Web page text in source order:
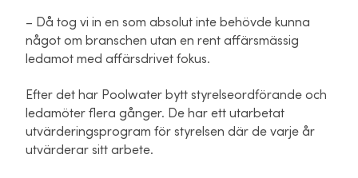
– Då tog vi in en som absolut inte behövde kunna
något om branschen utan en rent affärsmässig
ledamot med affärsdrivet fokus.
Efter det har Poolwater bytt styrelseordförande och
ledamöter flera gånger. De har ett utarbetat
utvärderingsprogram för styrelsen där de varje år
utvärderar sitt arbete.